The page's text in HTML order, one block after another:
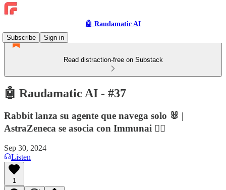
🤖 Raudamatic AI
Subscribe
Sign in
Read distraction-free on Substack
🤖 Raudamatic AI - #37
Rabbit lanza su agente que navega solo 🐰 |
AstraZeneca se asocia con Immunai 🏋️‍♀️
Sep 30, 2024
Listen
1